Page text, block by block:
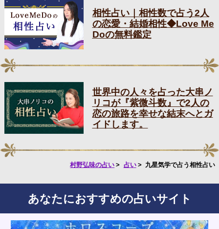
相性占い｜相性数で占う2人
の恋愛・結婚相性◆Love Me
Doの無料鑑定
世界中の人々を占った大串ノ
リコが『紫微斗数』で2人の
恋の旅路を幸せな結末へとガ
イドします。
村野弘味の占い 占い 九星気学で占う相性占い
あなたにおすすめの占いサイト